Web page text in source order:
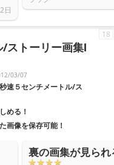
日
ストーリー画集Ⅰ
03/07
速５センチメートル/ス
める！
画像を保存可能！
18
裏の画集が見られ